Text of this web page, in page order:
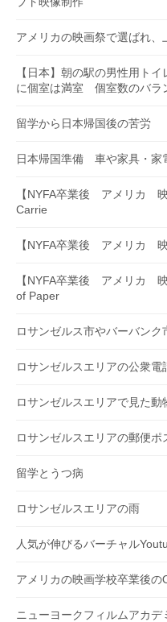
アメリカの映画祭で選ばれ、
【日本】朝の駅の男性用ト
に個室は満室 個室数のバラ
留学から日本帰国後の苦労
日本帰国準備 車や家具・家
【NYFA卒業後 アメリカ
Carrie
【NYFA卒業後 アメリカ
【NYFA卒業後 アメリカ
of Paper
ロサンゼルス市やバーバン
ロサンゼルスエリアの公衆電
ロサンゼルスエリアで見た
ロサンゼルスエリアの郵便ポ
留学とうつ病
ロサンゼルスエリアの雨
人気が伸びるバーチャル
アメリカの映画学校卒業後の
ニューヨークフィルムアカ